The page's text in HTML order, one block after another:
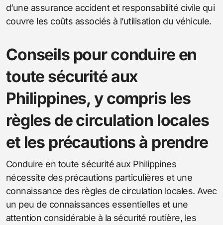
d’une assurance accident et responsabilité civile qui
couvre les coûts associés à l’utilisation du véhicule.
Conseils pour conduire en
toute sécurité aux
Philippines, y compris les
règles de circulation locales
et les précautions à prendre
Conduire en toute sécurité aux Philippines
nécessite des précautions particulières et une
connaissance des règles de circulation locales. Avec
un peu de connaissances essentielles et une
attention considérable à la sécurité routière, les